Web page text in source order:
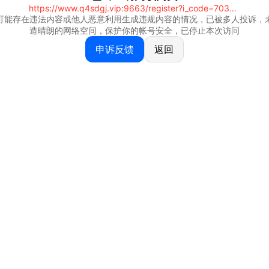
https://www.q4sdgj.vip:9663/register?i_code=70328081
能存在违法内容或他人恶意利用生成违规内容的情况，已被多人投诉，
造晴朗的网络空间，保护你的帐号安全，已停止本次访问
申诉反馈 返回